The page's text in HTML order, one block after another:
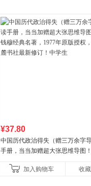
¥37.80
中国历代政治得失（赠三万余字
手册，当当加赠超大张思维导图
书社最新修订！中学生
加入购物车 收藏